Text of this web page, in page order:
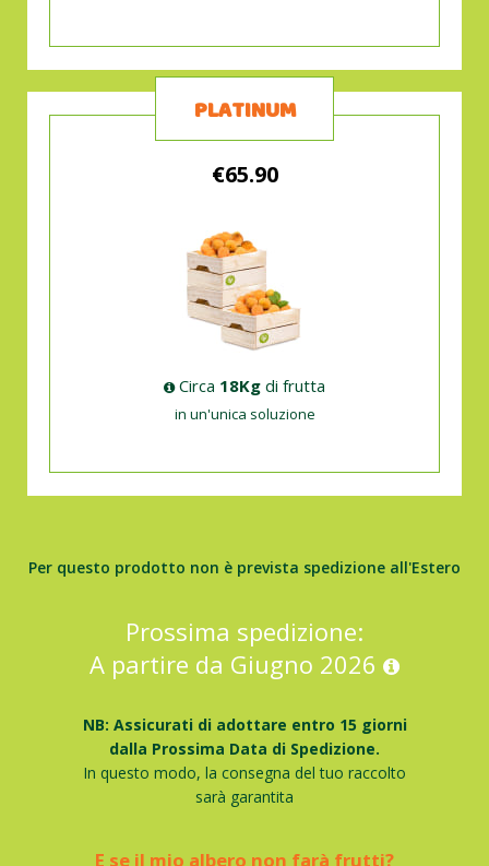
PLATINUM
€65.90
Circa 18Kg di frutta
in un'unica soluzione
Per questo prodotto non è prevista spedizione all'Estero
Prossima spedizione:
A partire da Giugno 2026
NB: Assicurati di adottare entro 15 giorni
dalla Prossima Data di Spedizione.
In questo modo, la consegna del tuo raccolto
sarà garantita
E se il mio albero non farà frutti?